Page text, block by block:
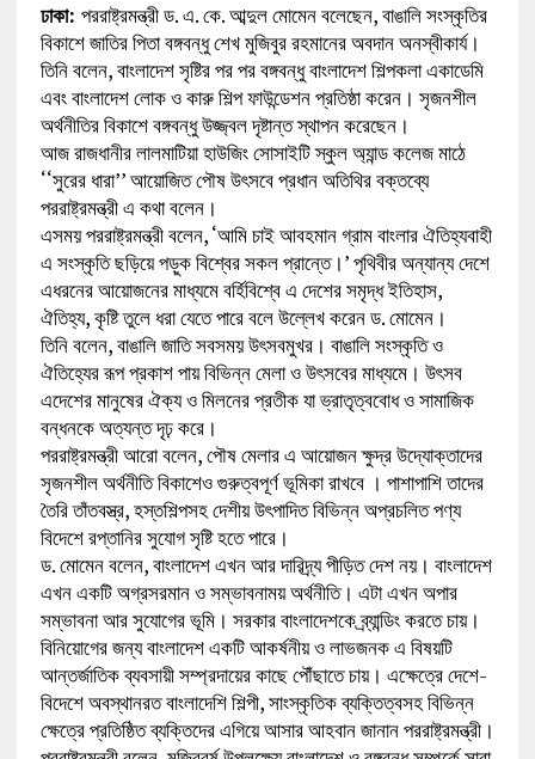
ঢাকা: পররাষ্ট্রমন্ত্রী ড. এ. কে. আব্দুল মোমেন বলেছেন, বাঙালি সংস্কৃতির
বিকাশে জাতির পিতা বঙ্গবন্ধু শেখ মুজিবুর রহমানের অবদান অনস্বীকার্য।
তিনি বলেন, বাংলাদেশ সৃষ্টির পর পর বঙ্গবন্ধু বাংলাদেশ শিল্পকলা একাডেমি
এবং বাংলাদেশ লোক ও কারু শিল্প ফাউন্ডেশন প্রতিষ্ঠা করেন। সৃজনশীল
অর্থনীতির বিকাশে বঙ্গবন্ধু উজ্জ্বল দৃষ্টান্ত স্থাপন করেছেন।
আজ রাজধানীর লালমাটিয়া হাউজিং সোসাইটি স্কুল অ্যান্ড কলেজ মাঠে
‘‘সুরের ধারা’’ আয়োজিত পৌষ উৎসবে প্রধান অতিথির বক্তব্যে
পররাষ্ট্রমন্ত্রী এ কথা বলেন।
এসময় পররাষ্ট্রমন্ত্রী বলেন, ‘আমি চাই আবহমান গ্রাম বাংলার ঐতিহ্যবাহী
এ সংস্কৃতি ছড়িয়ে পড়ুক বিশ্বের সকল প্রান্তে।’ পৃথিবীর অন্যান্য দেশে
এধরনের আয়োজনের মাধ্যমে বর্হিবিশ্বে এ দেশের সমৃদ্ধ ইতিহাস,
ঐতিহ্য, কৃষ্টি তুলে ধরা যেতে পারে বলে উল্লেখ করেন ড. মোমেন।
তিনি বলেন, বাঙালি জাতি সবসময় উৎসবমুখর। বাঙালি সংস্কৃতি ও
ঐতিহ্যের রূপ প্রকাশ পায় বিভিন্ন মেলা ও উৎসবের মাধ্যমে। উৎসব
এদেশের মানুষের ঐক্য ও মিলনের প্রতীক যা ভ্রাতৃত্ববোধ ও সামাজিক
বন্ধনকে অত্যন্ত দৃঢ় করে।
পররাষ্ট্রমন্ত্রী আরো বলেন, পৌষ মেলার এ আয়োজন ক্ষুদ্র উদ্যোক্তাদের
সৃজনশীল অর্থনীতি বিকাশেও গুরুত্বপূর্ণ ভূমিকা রাখবে । পাশাপাশি তাদের
তৈরি তাঁতবস্ত্র, হস্তশিল্পসহ দেশীয় উৎপাদিত বিভিন্ন অপ্রচলিত পণ্য
বিদেশে রপ্তানির সুযোগ সৃষ্টি হতে পারে।
ড. মোমেন বলেন, বাংলাদেশ এখন আর দারিদ্র্য পীড়িত দেশ নয়। বাংলাদেশ
এখন একটি অগ্রসরমান ও সম্ভাবনাময় অর্থনীতি। এটা এখন অপার
সম্ভাবনা আর সুযোগের ভূমি। সরকার বাংলাদেশকে ব্র্যান্ডিং করতে চায়।
বিনিয়োগের জন্য বাংলাদেশ একটি আকর্ষনীয় ও লাভজনক এ বিষয়টি
আন্তর্জাতিক ব্যবসায়ী সম্প্রদায়ের কাছে পৌঁছাতে চায়। এক্ষেত্রে দেশে-
বিদেশে অবস্থানরত বাংলাদেশি শিল্পী, সাংস্কৃতিক ব্যক্তিত্বসহ বিভিন্ন
ক্ষেত্রে প্রতিষ্ঠিত ব্যক্তিদের এগিয়ে আসার আহবান জানান পররাষ্ট্রমন্ত্রী।